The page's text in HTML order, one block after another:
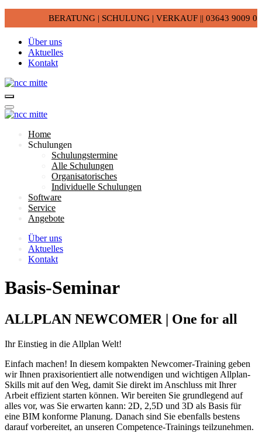
BERATUNG | SCHULUNG | VERKAUF || 03643 9009 0
Über uns
Aktuelles
Kontakt
Home
Schulungen
Schulungstermine
Alle Schulungen
Organisatorisches
Individuelle Schulungen
Software
Service
Angebote
Über uns
Aktuelles
Kontakt
Basis-Seminar
ALLPLAN NEWCOMER | One for all
Ihr Einstieg in die Allplan Welt!
Einfach machen! In diesem kompakten Newcomer-Training geben
wir Ihnen praxisorientiert alle notwendigen und wichtigen Allplan-
Skills mit auf den Weg, damit Sie direkt im Anschluss mit Ihrer
Arbeit effizient starten können. Wir bereiten Sie grundlegend auf
alles vor, was Sie erwarten kann: 2D, 2,5D und 3D als Basis für
eine BIM konforme Planung. Danach sind Sie ebenfalls bestens
darauf vorbereitet, an unseren Competence-Trainings teilzunehmen.